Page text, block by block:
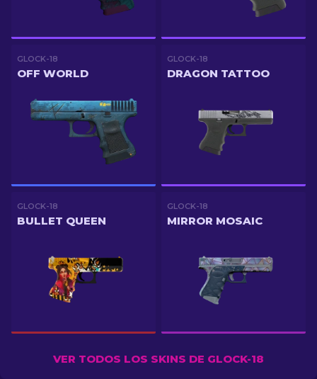
GLOCK-18
OFF WORLD
GLOCK-18
DRAGON TATTOO
GLOCK-18
BULLET QUEEN
GLOCK-18
MIRROR MOSAIC
VER TODOS LOS SKINS DE GLOCK-18